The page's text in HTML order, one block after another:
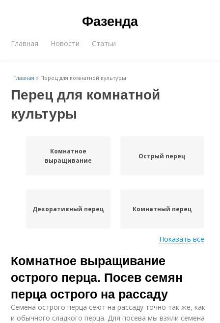
Фазенда
Главная Новости Статьи
Главная » Перец для комнатной культуры
Перец для комнатной
культуры
Комнатное
выращивание
Острый перец
Декоративный перец Комнатный перец
Однолетний перец Кустарниковый перец
Ягодоносный перец Китайский перец
Показать все
Комнатное выращивание
острого перца. Посев семян
перца острого на рассаду
Семена острого перца сеют на рассаду точно так же, как
и обычного сладкого перца. Для посева мы взяли семена